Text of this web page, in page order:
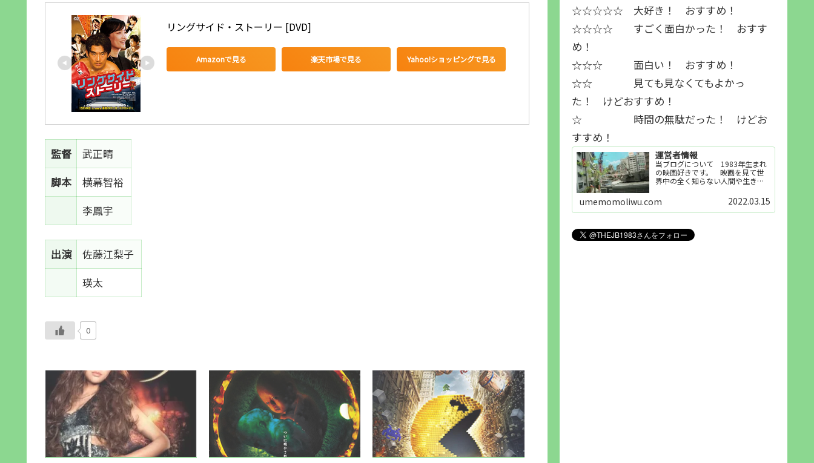
リングサイド・ストーリー [DVD]
Amazonで見る 楽天市場で見る Yahoo!ショッピングで見る
監督
武正晴
脚本
横幕智裕
李鳳宇
出演
佐藤江梨子
瑛太
0
☆☆☆☆☆ 大好き！ おすすめ！
☆☆☆☆ すごく面白かった！ おすす
め！
☆☆☆ 面白い！ おすすめ！
☆☆ 見ても見なくてもよかっ
た！ けどおすすめ！
☆ 時間の無駄だった！ けどお
すすめ！
運営者情報
当ブログについて 1983年生まれ
の映画好きです。 映画を見て世
界中の全く知らない人間や生き物
世界知らない世界に触れることが
好きで映画を見てます。「映画を
見られれば幸福度を高い」とわか
umemomoliwu.com 2022.03.15